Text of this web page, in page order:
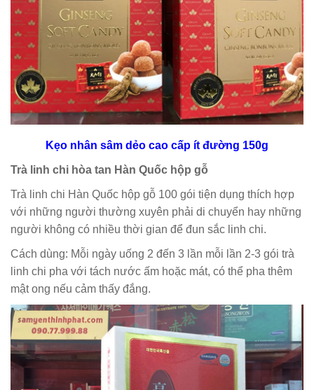
Kẹo nhân sâm dẻo cao cấp ít đường 150g
Trà linh chi hòa tan Hàn Quốc hộp gỗ
Trà linh chi Hàn Quốc hộp gỗ 100 gói tiện dụng thích hợp
với những người thường xuyên phải di chuyển hay những
người không có nhiều thời gian để đun sắc linh chi.
Cách dùng: Mỗi ngày uống 2 đến 3 lần mỗi lần 2-3 gói trà
linh chi pha với tách nước ấm hoặc mát, có thể pha thêm
mật ong nếu cảm thấy đắng.